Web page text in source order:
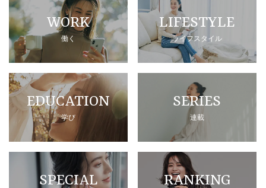
WORK
働く
LIFESTYLE
ライフスタイル
EDUCATION
学び
SERIES
連載
SPECIAL RANKING